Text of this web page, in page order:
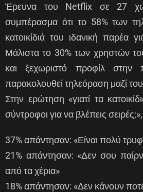
Έρευνα του Netflix σε 27
συμπέρασμα ότι το 58% των
κατοικίδιά του ιδανική παρέα
Μάλιστα το 30% των χρηστών
και ξεχωριστό προφίλ στην
παρακολουθεί τηλεόραση μαζί
Στην ερώτηση «γιατί τα
σύντροφοι για να βλέπεις σειρές;»,
37% απάντησαν: «Είναι πολύ
21% απάντησαν: «Δεν σου
από τα χέρια»
18% απάντησαν: «Δεν κάνουν